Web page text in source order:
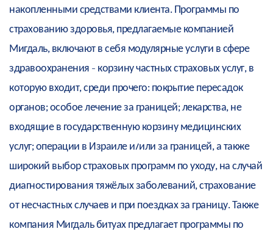
накопленными средствами клиента. Программы по
страхованию здоровья, предлагаемые компанией
Мигдаль, включают в себя модулярные услуги в сфере
здравоохранения - корзину частных страховых услуг, в
которую входит, среди прочего: покрытие пересадок
органов; особое лечение за границей; лекарства, не
входящие в государственную корзину медицинских
услуг; операции в Израиле и/или за границей, а также
широкий выбор страховых программ по уходу, на случай
диагностирования тяжёлых заболеваний, страхование
от несчастных случаев и при поездках за границу. Также
компания Мигдаль битуах предлагает программы по